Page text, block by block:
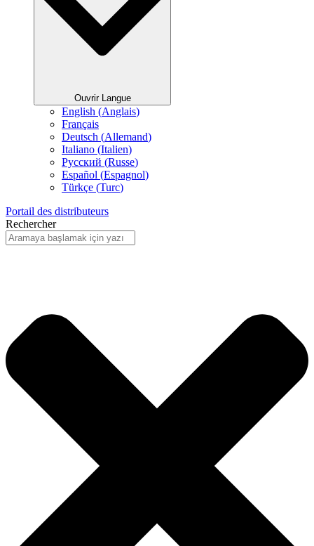
Ouvrir Langue
English (Anglais)
Français
Deutsch (Allemand)
Italiano (Italien)
Русский (Russe)
Español (Espagnol)
Türkçe (Turc)
Portail des distributeurs
Rechercher